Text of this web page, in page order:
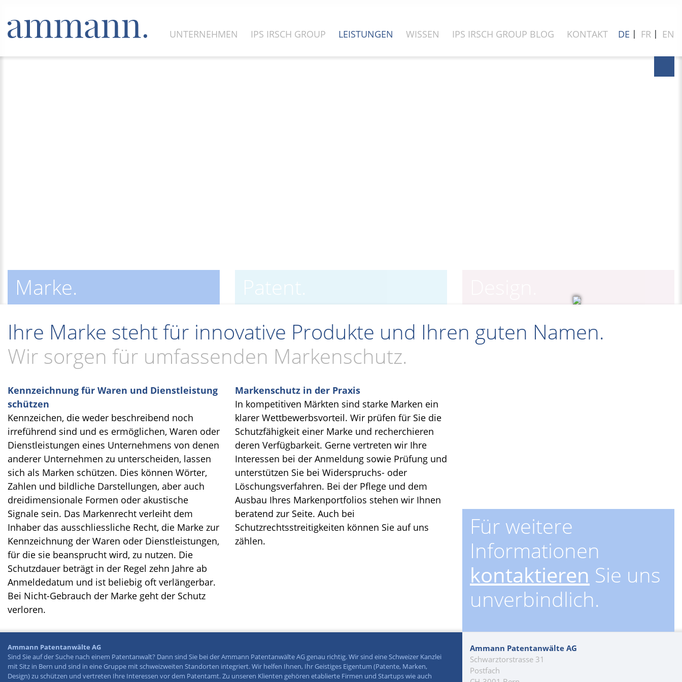
DE 〡 FR 〡 EN
UNTERNEHMEN IPS IRSCH GROUP LEISTUNGEN WISSEN IPS IRSCH GROUP BLOG KONTAKT
Marke. Patent.
Ihre Marke steht für innovative Produkte und Ihren guten Namen.
Wir sorgen für umfassenden Markenschutz.
Kennzeichnung für Waren und Dienstleistung
schützen
Kennzeichen, die weder beschreibend noch
irreführend sind und es ermöglichen, Waren oder
Dienstleistungen eines Unternehmens von denen
anderer Unternehmen zu unterscheiden, lassen
sich als Marken schützen. Dies können Wörter,
Zahlen und bildliche Darstellungen, aber auch
dreidimensionale Formen oder akustische
Signale sein. Das Markenrecht verleiht dem
Inhaber das ausschliessliche Recht, die Marke zur
Kennzeichnung der Waren oder Dienstleistungen,
für die sie beansprucht wird, zu nutzen. Die
Schutzdauer beträgt in der Regel zehn Jahre ab
Anmeldedatum und ist beliebig oft verlängerbar.
Bei Nicht-Gebrauch der Marke geht der Schutz
verloren.
Markenschutz in der Praxis
In kompetitiven Märkten sind starke Marken ein
klarer Wettbewerbsvorteil. Wir prüfen für Sie die
Schutzfähigkeit einer Marke und recherchieren
deren Verfügbarkeit. Gerne vertreten wir Ihre
Interessen bei der Anmeldung sowie Prüfung und
unterstützen Sie bei Widerspruchs- oder
Löschungsverfahren. Bei der Pflege und dem
Ausbau Ihres Markenportfolios stehen wir Ihnen
beratend zur Seite. Auch bei
Schutzrechtsstreitigkeiten können Sie auf uns
zählen.
Für weitere
Informationen
kontaktieren Sie uns
unverbindlich.
Ammann Patentanwälte AG
Sind Sie auf der Suche nach einem Patentanwalt? Dann sind Sie bei der Ammann Patentanwälte AG genau richtig. Wir sind eine Schweizer Kanzlei
mit Sitz in Bern und sind in eine Gruppe mit schweizweiten Standorten integriert. Wir helfen Ihnen, Ihr Geistiges Eigentum (Patente, Marken,
Design) zu schützen und vertreten Ihre Interessen vor dem Patentamt. Zu unseren Klienten gehören etablierte Firmen und Startups wie auch
Ammann Patentanwälte AG
Schwarztorstrasse 31
Postfach